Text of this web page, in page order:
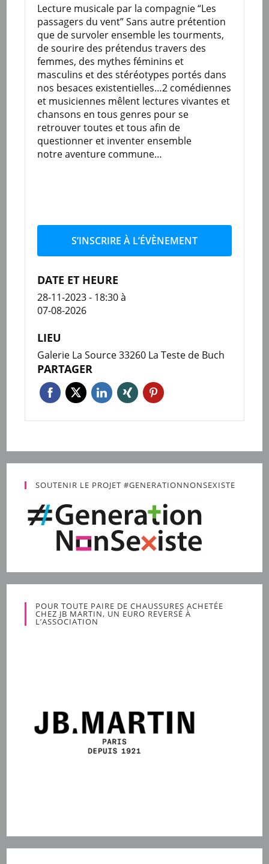
Lecture musicale par la compagnie “Les
passagers du vent” Sans autre prétention
que de survoler ensemble les tourments,
de sourire des prétendus travers des
femmes, des mythes féminins et
masculins et des stéréotypes portés dans
nos besaces existentielles…2 comédiennes
et musiciennes mêlent lectures vivantes et
chansons en tous genres pour se
retrouver toutes et tous afin de
questionner et inventer ensemble
notre aventure commune…
S’INSCRIRE À L’ÉVÈNEMENT
DATE ET HEURE
28-11-2023 - 18:30à
07-08-2026
LIEU
Galerie La Source 33260 La Teste de Buch
PARTAGER
SOUTENIR LE PROJET #GENERATIONNONSEXISTE
POUR TOUTE PAIRE DE CHAUSSURES ACHETÉE
CHEZ JB MARTIN, UN EURO REVERSÉ À
L’ASSOCIATION